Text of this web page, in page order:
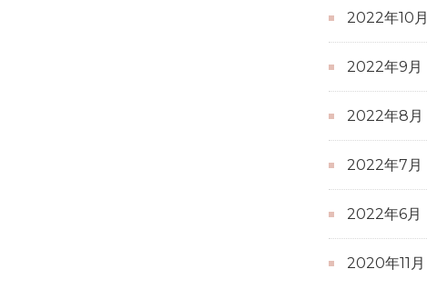
2022年10月
2022年9月
2022年8月
2022年7月
2022年6月
2020年11月